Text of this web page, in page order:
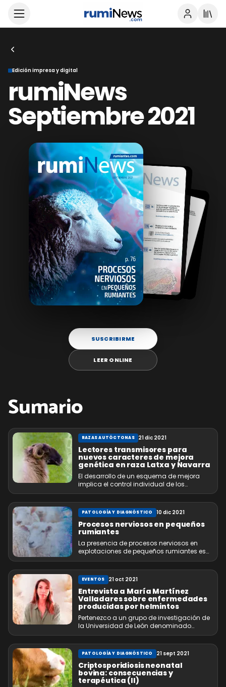
Edición impresa y digital
rumiNews
Septiembre 2021
SUSCRIBIRME
LEER ONLINE
Sumario
RAZAS AUTÓCTONAS 21 dic 2021
Lectores transmisores para
nuevos caracteres de mejora
genética en raza Latxa y Navarra
El desarrollo de un esquema de mejora
implica el control individual de los
animales y para ello se introdujo la
identificación individual con microchip.
PATOLOGÍA Y DIAGNÓSTICO 10 dic 2021
Procesos nerviosos en pequeños
rumiantes
La presencia de procesos nerviosos en
explotaciones de pequeños rumiantes es
los signos clínicos y lesiones postmortem
son poco específicos.
EVENTOS 21 oct 2021
Entrevista a María Martínez
Valladares sobre enfermedades
producidas por helmintos
Pertenezco a un grupo de investigación de
la Universidad de León denominado
ENTROPIA, donde trabajo en la línea del
control de enfermedades producidas por
parásitos helmintos.
PATOLOGÍA Y DIAGNÓSTICO 21 sept 2021
Criptosporidiosis neonatal
bovina: consecuencias y
terapéutica (II)